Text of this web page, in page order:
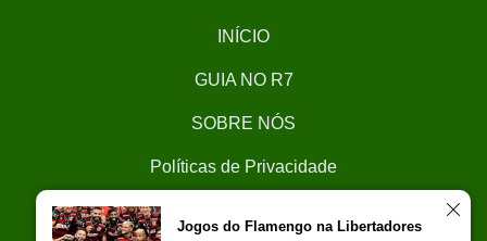
INÍCIO
GUIA NO R7
SOBRE NÓS
Políticas de Privacidade
Jogos do Flamengo na Libertadores